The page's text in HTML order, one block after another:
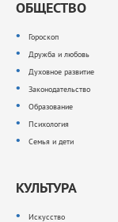
ОБЩЕСТВО
Гороскоп
Дружба и любовь
Духовное развитие
Законодательство
Образование
Психология
Семья и дети
КУЛЬТУРА
Искусство